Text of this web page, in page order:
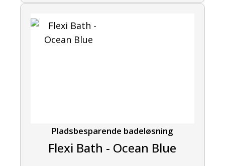
Pladsbesparende badeløsning
Flexi Bath - Ocean Blue